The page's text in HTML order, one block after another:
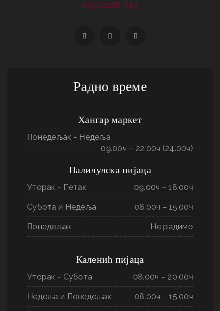
065/2288-743
Радно време
Хангар маркет
Понедељак - Недеља
09.00ч – 22.00ч (24.00ч)
Палилулска пијаца
Уторак - Петак 09.00ч – 18.00ч
Субота и Недеља 08.00ч – 15.00ч
Понедељак Не радимо
Каленић пијаца
Уторак - Субота 08.00ч – 20.00ч
Недеља и Понедељак 08.00ч – 15.00ч